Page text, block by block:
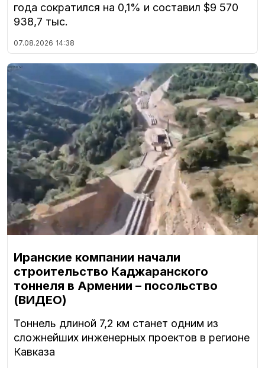
года сократился на 0,1% и составил $9 570
938,7 тыс.
07.08.2026 14:38
Иранские компании начали
строительство Каджаранского
тоннеля в Армении – посольство
(ВИДЕО)
Тоннель длиной 7,2 км станет одним из
сложнейших инженерных проектов в регионе
Кавказа